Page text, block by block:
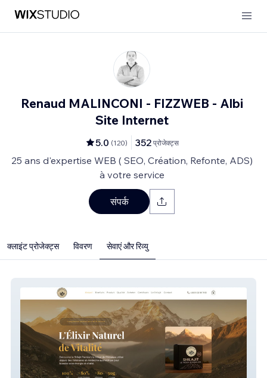
Renaud MALINCONI - FIZZWEB - Albi
Site Internet
5.0 (120) 352 प्रोजेक्ट्स
25 ans d'expertise WEB ( SEO, Création, Refonte, ADS)
à votre service
संपर्क
क्लाइंट प्रोजेक्ट्स विवरण सेवाएं और रिव्यु